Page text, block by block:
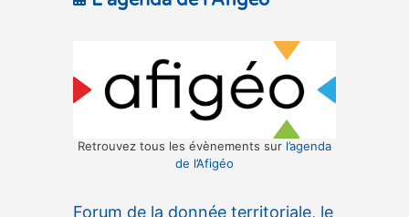
Retrouvez tous les évènements sur l’agenda
de l’Afigéo
Forum de la donnée territoriale, le